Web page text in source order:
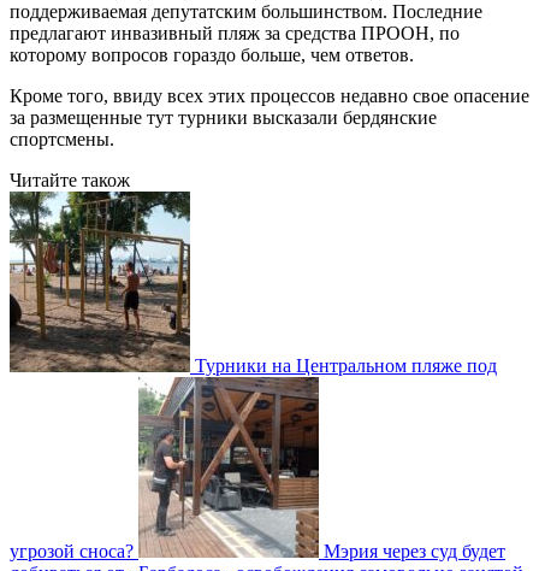
поддерживаемая депутатским большинством. Последние
предлагают инвазивный пляж за средства ПРООН, по
которому вопросов гораздо больше, чем ответов.
Кроме того, ввиду всех этих процессов недавно свое опасение
за размещенные тут турники высказали бердянские
спортсмены.
Читайте також
Турники на Центральном пляже под
угрозой сноса?
Мэрия через суд будет